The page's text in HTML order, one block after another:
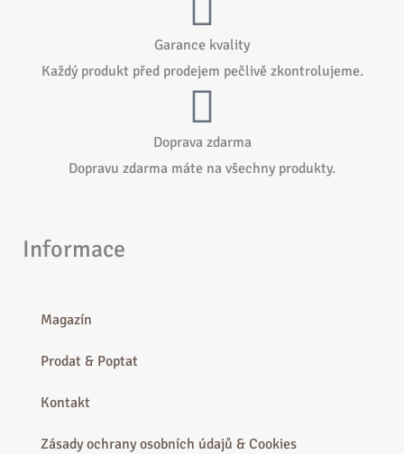
Garance kvality
Každý produkt před prodejem pečlivě zkontrolujeme.
Doprava zdarma
Dopravu zdarma máte na všechny produkty.
Informace
Magazín
Prodat & Poptat
Kontakt
Zásady ochrany osobních údajů & Cookies